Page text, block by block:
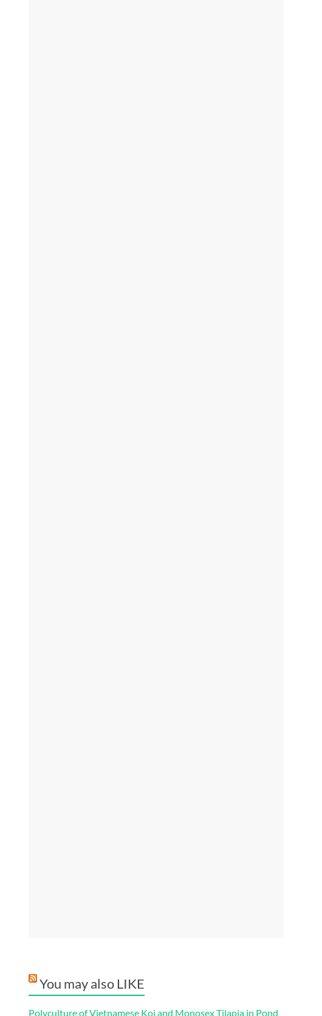
You may also LIKE
Polyculture of Vietnamese Koi and Monosex Tilapia in Pond